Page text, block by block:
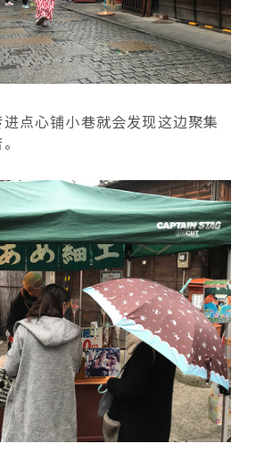
点心铺小巷就会发现这边聚集